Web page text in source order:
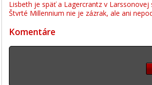
Lisbeth je späť a Lagercrantz v Larssonovej
Štvrté Millennium nie je zázrak, ale ani
Komentáre